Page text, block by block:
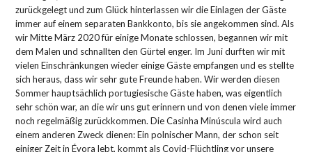
zurückgelegt und zum Glück hinterlassen wir die Einlagen der Gäste
immer auf einem separaten Bankkonto, bis sie angekommen sind. Als
wir Mitte März 2020 für einige Monate schlossen, begannen wir mit
dem Malen und schnallten den Gürtel enger. Im Juni durften wir mit
vielen Einschränkungen wieder einige Gäste empfangen und es stellte
sich heraus, dass wir sehr gute Freunde haben. Wir werden diesen
Sommer hauptsächlich portugiesische Gäste haben, was eigentlich
sehr schön war, an die wir uns gut erinnern und von denen viele immer
noch regelmäßig zurückkommen. Die Casinha Minúscula wird auch
einem anderen Zweck dienen: Ein polnischer Mann, der schon seit
einiger Zeit in Évora lebt, kommt als Covid-Flüchtling vor unsere